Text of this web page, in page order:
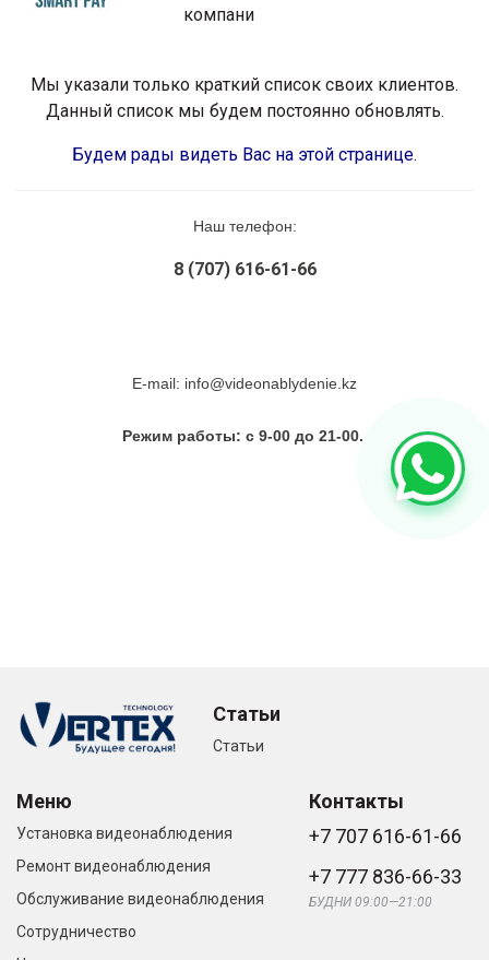
компани
Мы указали только краткий список своих клиентов.
Данный список мы будем постоянно обновлять.
Будем рады видеть Вас на этой странице.
Наш телефон:
8 (707) 616-61-66
E-mail: info@videonablydenie.kz
Режим работы: с 9-00 до 21-00.
Статьи
Статьи
Меню
Установка видеонаблюдения
Ремонт видеонаблюдения
Обслуживание видеонаблюдения
Сотрудничество
Контакты
+7 707 616-61-66
+7 777 836-66-33
БУДНИ 09:00—21:00